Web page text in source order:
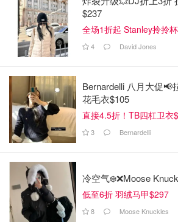
$237
全场1折起 Stanley拎拎
4 David Jones
Bernardelli 八月大促📢
花毛衣$105
直接4.5折！TB四杠卫衣
3 Bernardelli
冷空气❄️❌️Moose
低至6折 羽绒马甲$297
8 Moose Knuckles